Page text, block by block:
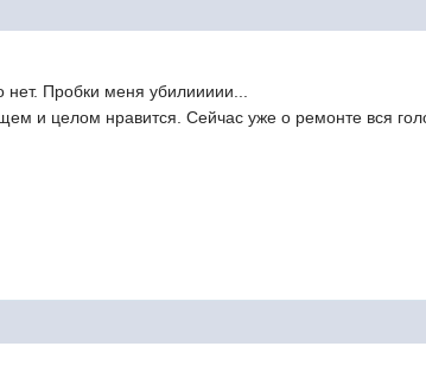
Пробки меня убилиииии...
и целом нравится. Сейчас уже о ремонте вся